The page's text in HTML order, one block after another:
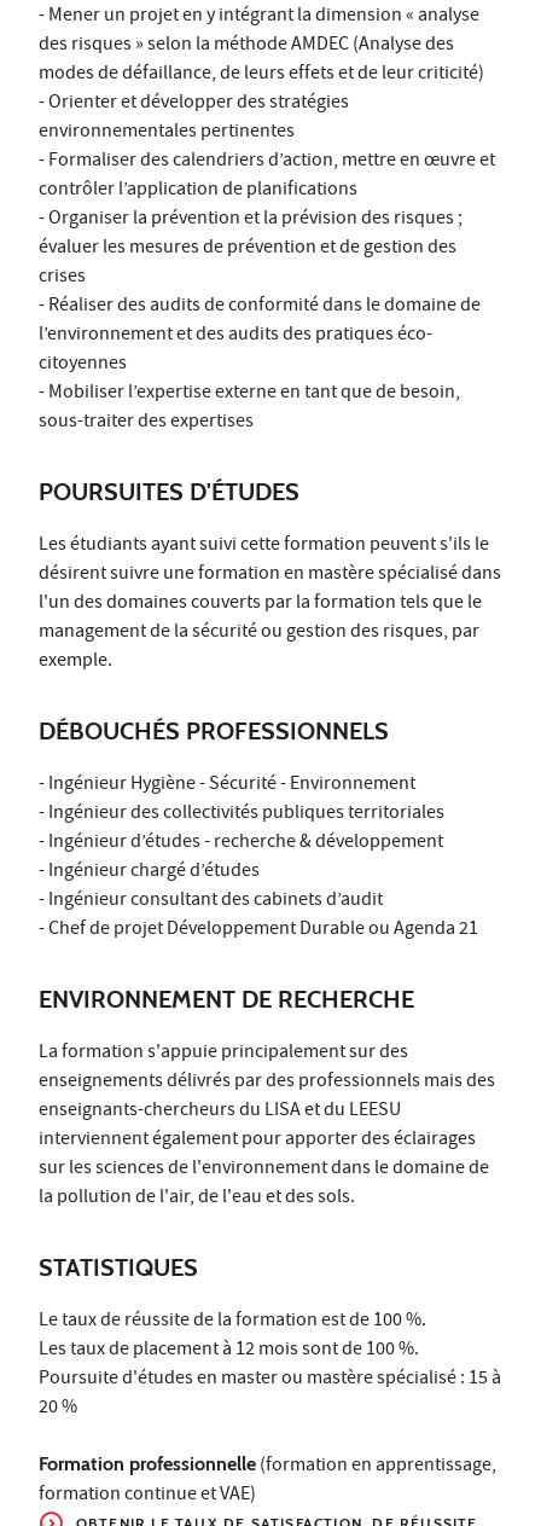
- Mener un projet en y intégrant la dimension « analyse
des risques » selon la méthode AMDEC (Analyse des
modes de défaillance, de leurs effets et de leur criticité)
- Orienter et développer des stratégies
environnementales pertinentes
- Formaliser des calendriers d’action, mettre en œuvre et
contrôler l’application de planifications
- Organiser la prévention et la prévision des risques ;
évaluer les mesures de prévention et de gestion des
crises
- Réaliser des audits de conformité dans le domaine de
l’environnement et des audits des pratiques éco-
citoyennes
- Mobiliser l’expertise externe en tant que de besoin,
sous-traiter des expertises
POURSUITES D'ÉTUDES
Les étudiants ayant suivi cette formation peuvent s'ils le
désirent suivre une formation en mastère spécialisé dans
l'un des domaines couverts par la formation tels que le
management de la sécurité ou gestion des risques, par
exemple.
DÉBOUCHÉS PROFESSIONNELS
- Ingénieur Hygiène - Sécurité - Environnement
- Ingénieur des collectivités publiques territoriales
- Ingénieur d’études - recherche & développement
- Ingénieur chargé d’études
- Ingénieur consultant des cabinets d’audit
- Chef de projet Développement Durable ou Agenda 21
ENVIRONNEMENT DE RECHERCHE
La formation s'appuie principalement sur des
enseignements délivrés par des professionnels mais des
enseignants-chercheurs du LISA et du LEESU
interviennent également pour apporter des éclairages
sur les sciences de l'environnement dans le domaine de
la pollution de l'air, de l'eau et des sols.
STATISTIQUES
Le taux de réussite de la formation est de 100 %.
Les taux de placement à 12 mois sont de 100 %.
Poursuite d'études en master ou mastère spécialisé : 15 à
20 %
Formation professionnelle (formation en apprentissage,
formation continue et VAE)